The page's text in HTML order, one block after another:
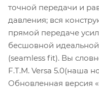
точной передачи и
давления; вся
прямой передаче
бесшовной
(seamless fit). Вы
F.T.M. Versa 5.0(наша
Обновленная версия